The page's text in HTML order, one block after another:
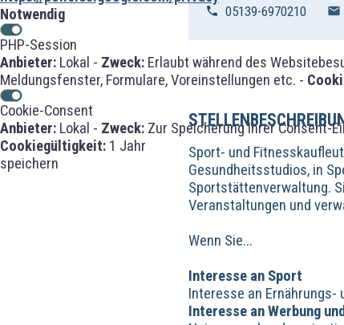
Notwendig
PHP-Session
Anbieter: Lokal - Zweck: Erlaubt während des
Meldungsfenster, Formulare, Voreinstellungen etc. -
Cookie-Consent
Anbieter: Lokal - Zweck: Zur Speicherung Ihrer Consent-
Cookiegültigkeit: 1 Jahr
speichern
05139-6970210
Sport- und
Gesundheitsstudios, in
Sportstättenverwaltung.
Veranstaltungen und
Wenn Sie...
Interesse an Sport
Interesse an Ernährungs-
Interesse an Werbung